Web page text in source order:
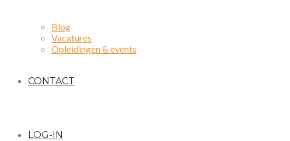
Blog
Vacatures
Opleidingen & events
CONTACT
LOG-IN